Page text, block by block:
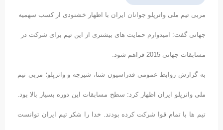
مربی تیم ملی واترپلو جوانان ایران با اظهار خشنودی از کسب سهمیه
جهانی گفت: امیدوارم حمایت های بیشتری از این تیم برای شرکت در
مسابقات جهانی 2015 فراهم شود.
به گزارش روابط عمومی فدراسیون شنا، شیرجه و واترپلو؛ مربی تیم
ملی واترپلو ایران اظهار کرد: سطح مسابقات این دوره بسیار بالا بود.
تیم ها با تمام قوا شرکت کرده بودند. خدا را شکر تیم ایران توانست